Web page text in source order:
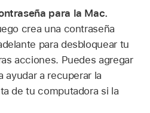
para la Mac.
crea una contraseña
para desbloquear tu
acciones. Puedes agregar
ayudar a recuperar la
de tu computadora si la